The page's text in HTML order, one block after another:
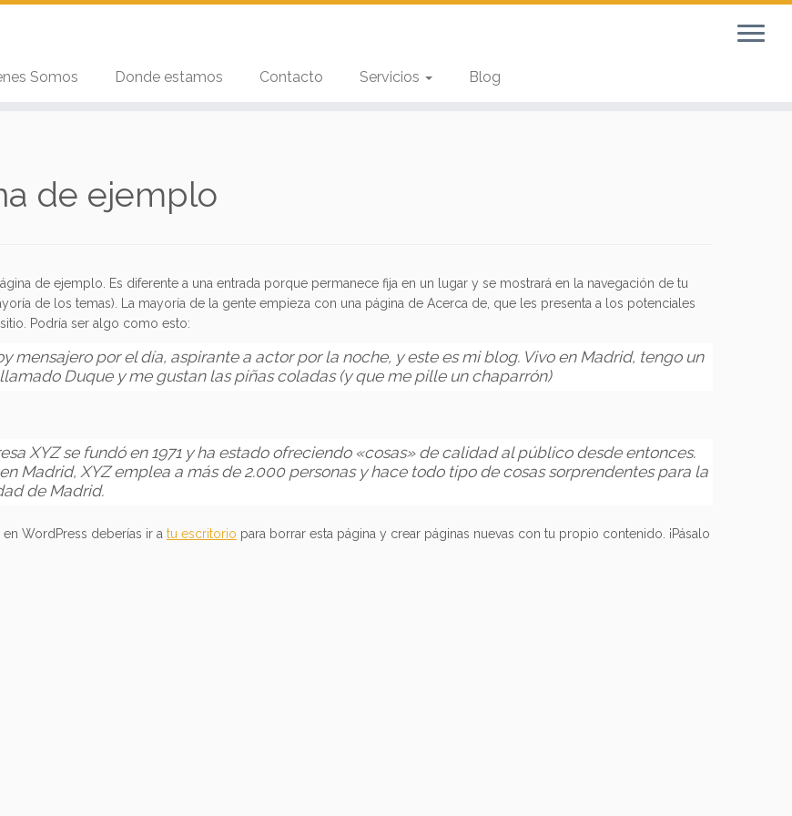
Somos Donde estamos Contacto Servicios Blog
de ejemplo
de ejemplo. Es diferente a una entrada porque permanece fija en un lugar y se mostrará en la navegación de tu
de los temas). La mayoría de la gente empieza con una página de Acerca de, que les presenta a los potenciales
Podría ser algo como esto:
mensajero por el día, aspirante a actor por la noche, y este es mi blog. Vivo en Madrid, tengo un
Duque y me gustan las piñas coladas (y que me pille un chaparrón)
XYZ se fundó en 1971 y ha estado ofreciendo «cosas» de calidad al público desde entonces.
Madrid, XYZ emplea a más de 2.000 personas y hace todo tipo de cosas sorprendentes para la
de Madrid.
en WordPress deberías ir a tu escritorio para borrar esta página y crear páginas nuevas con tu propio contenido. ¡Pásalo